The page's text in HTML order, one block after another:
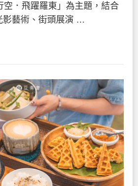
空．飛躍羅東」為主題，結合
影藝術、街頭展演 …